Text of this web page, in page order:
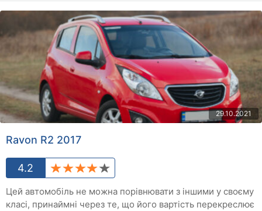
29.10.2021
Ravon R2 2017
4.2
Цей автомобіль не можна порівнювати з іншими у своєму
класі, принаймні через те, що його вартість перекреслює